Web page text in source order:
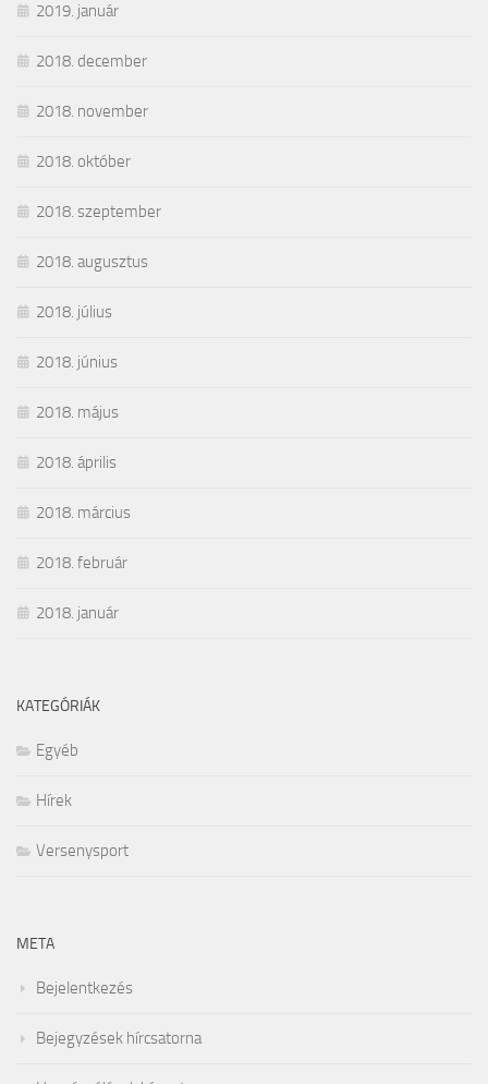
2019. január
2018. december
2018. november
2018. október
2018. szeptember
2018. augusztus
2018. július
2018. június
2018. május
2018. április
2018. március
2018. február
2018. január
KATEGÓRIÁK
Egyéb
Hírek
Versenysport
META
Bejelentkezés
Bejegyzések hírcsatorna